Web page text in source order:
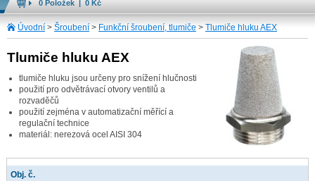
0 Položek | 0 Kč
Úvodní > Šroubení > Funkční šroubení, tlumiče > Tlumiče hluku AEX
Tlumiče hluku AEX
tlumiče hluku jsou určeny pro snížení hlučnosti
použití pro odvětrávací otvory ventilů a
rozvaděčů
použití zejména v automatizační měřící a
regulační technice
materiál: nerezová ocel AISI 304
Obj. č.